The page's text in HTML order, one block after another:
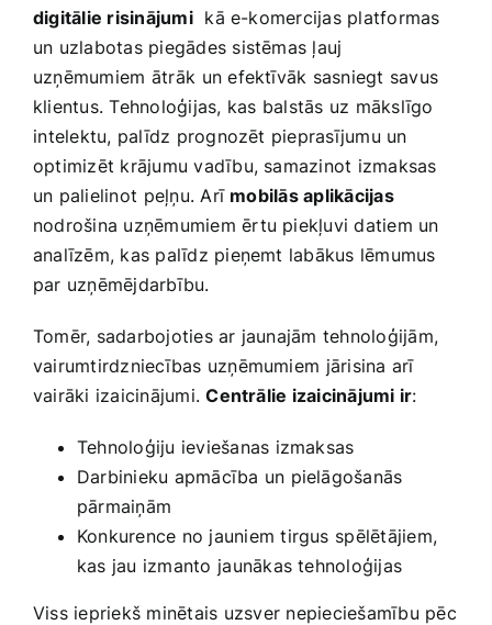
digitālie risinājumi​ kā e-komercijas platformas
un uzlabotas‌ piegādes sistēmas ļauj
uzņēmumiem ⁣ātrāk ⁤un efektīvāk sasniegt savus
klientus. Tehnoloģijas, kas⁢ balstās uz mākslīgo
⁣intelektu,‍ palīdz prognozēt pieprasījumu un
optimizēt krājumu vadību, samazinot izmaksas
un palielinot ⁤peļņu. Arī mobilās aplikācijas
nodrošina uzņēmumiem‌ ērtu piekļuvi datiem un
analīzēm, kas palīdz pieņemt labākus lēmumus
par uzņēmējdarbību.
Tomēr, sadarbojoties ar​ jaunajām tehnoloģijām,
vairumtirdzniecības uzņēmumiem⁢ jārisina arī
vairāki izaicinājumi.​Centrālie izaicinājumi ir:
Tehnoloģiju ieviešanas izmaksas
Darbinieku apmācība un ‍pielāgošanās
pārmaiņām
Konkurence no jauniem ​tirgus ⁣spēlētājiem,
kas jau izmanto⁤ jaunākas tehnoloģijas
Viss iepriekš‌ minētais⁢ uzsver nepieciešamību pēc